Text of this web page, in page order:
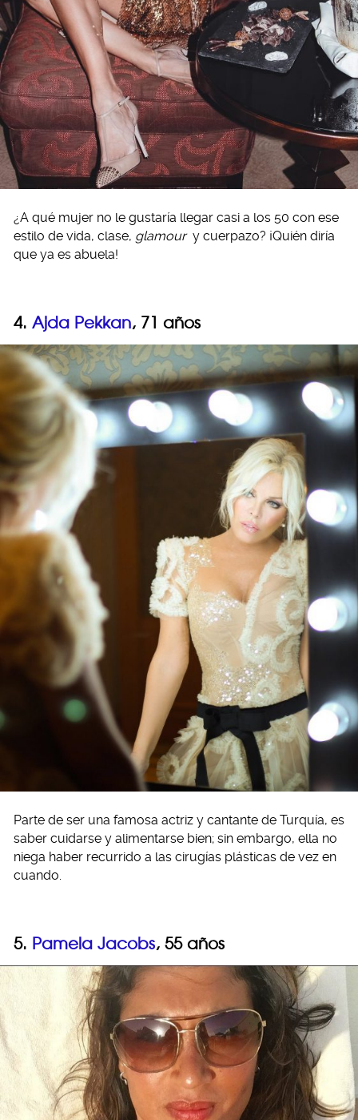
¿A qué mujer no le gustaría llegar casi a los 50 con ese
estilo de vida, clase, glamour y cuerpazo? ¡Quién diría
que ya es abuela!
4. Ajda Pekkan, 71 años
Parte de ser una famosa actriz y cantante de Turquía, es
saber cuidarse y alimentarse bien; sin embargo, ella no
niega haber recurrido a las cirugías plásticas de vez en
cuando.
5. Pamela Jacobs, 55 años